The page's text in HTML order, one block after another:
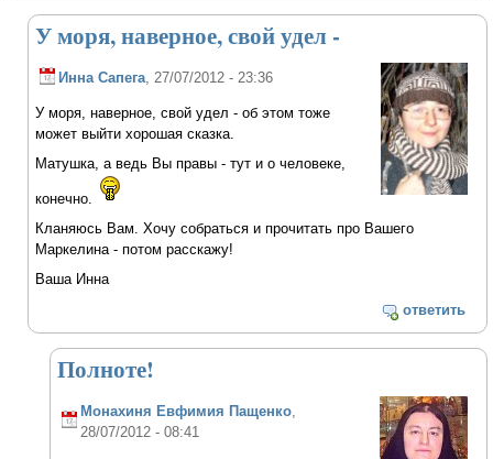
У моря, наверное, свой удел -
Инна Сапега , 27/07/2012 - 23:36
У моря, наверное, свой удел - об этом тоже
может выйти хорошая сказка.
Матушка, а ведь Вы правы - тут и о человеке,
конечно.
Кланяюсь Вам. Хочу собраться и прочитать про Вашего
Маркелина - потом расскажу!
Ваша Инна
ответить
Полноте!
Монахиня Евфимия Пащенко
28/07/2012 - 08:41